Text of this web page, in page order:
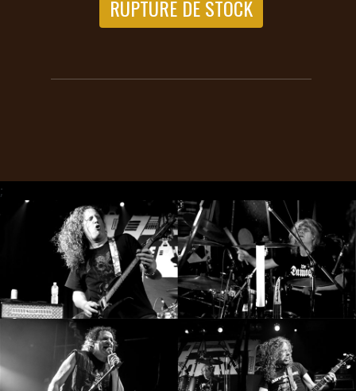
THÈME
SYMPHONIQUE
MORGOTH
TALES
ANACHRONISM
SYNCHRO
RUPTURE DE STOCK
;